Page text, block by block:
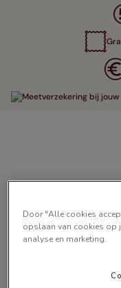
Door "Alle cookies
opslaan van cookies op
analyse en marketing.